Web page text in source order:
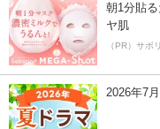
朝1分貼
ヤ肌
（PR）サボ
2026年7